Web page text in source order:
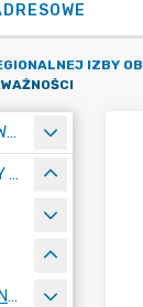
IZBY
REGIONALNA IZBA OBRACHUNKOWA W POZNANIU
DZIAŁALNOŚĆ REGIONALNEJ IZBY OBRACHUNKOWEJ W POZNANIU
2022 KOLEGIUM REGIONALNEJ IZBY OBRACHUNKOWEJ W POZNANIU